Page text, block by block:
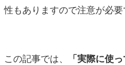
性もありますので注意が必要
この記事では、
「実際に使